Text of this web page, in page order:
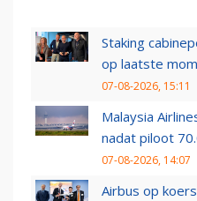
Staking
op laatste
07-08-2026, 15:11
Malaysia
nadat piloot
07-08-2026, 14:07
Airbus op